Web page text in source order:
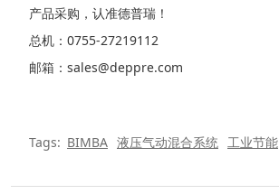
产品采购，认准德普瑞！
总机：0755-27219112
邮箱：sales@deppre.com
Tags: BIMBA 液压气动混合系统 工业节能